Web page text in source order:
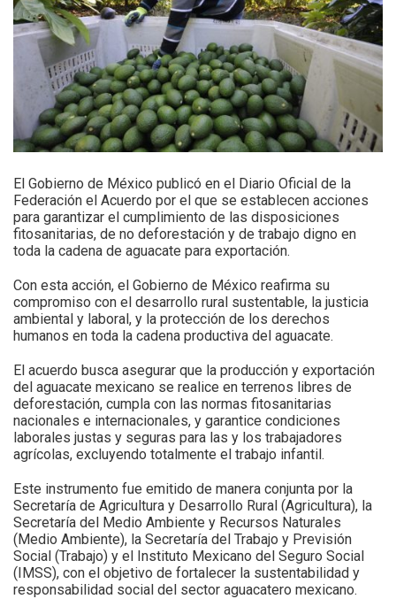
El Gobierno de México publicó en el Diario Oficial de la
Federación el Acuerdo por el que se establecen acciones
para garantizar el cumplimiento de las disposiciones
fitosanitarias, de no deforestación y de trabajo digno en
toda la cadena de aguacate para exportación.
Con esta acción, el Gobierno de México reafirma su
compromiso con el desarrollo rural sustentable, la justicia
ambiental y laboral, y la protección de los derechos
humanos en toda la cadena productiva del aguacate.
El acuerdo busca asegurar que la producción y exportación
del aguacate mexicano se realice en terrenos libres de
deforestación, cumpla con las normas fitosanitarias
nacionales e internacionales, y garantice condiciones
laborales justas y seguras para las y los trabajadores
agrícolas, excluyendo totalmente el trabajo infantil.
Este instrumento fue emitido de manera conjunta por la
Secretaría de Agricultura y Desarrollo Rural (Agricultura), la
Secretaría del Medio Ambiente y Recursos Naturales
(Medio Ambiente), la Secretaría del Trabajo y Previsión
Social (Trabajo) y el Instituto Mexicano del Seguro Social
(IMSS), con el objetivo de fortalecer la sustentabilidad y
responsabilidad social del sector aguacatero mexicano.